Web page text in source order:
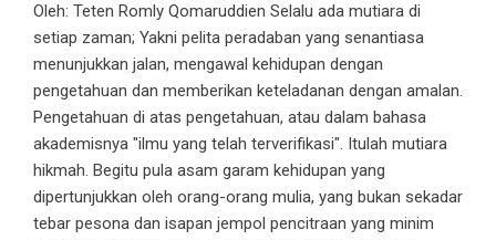
Oleh: Teten Romly Qomaruddien Selalu ada mutiara di
setiap zaman; Yakni pelita peradaban yang senantiasa
menunjukkan jalan, mengawal kehidupan dengan
pengetahuan dan memberikan keteladanan dengan amalan.
Pengetahuan di atas pengetahuan, atau dalam bahasa
akademisnya "ilmu yang telah terverifikasi". Itulah mutiara
hikmah. Begitu pula asam garam kehidupan yang
dipertunjukkan oleh orang-orang mulia, yang bukan sekadar
tebar pesona dan isapan jempol pencitraan yang minim